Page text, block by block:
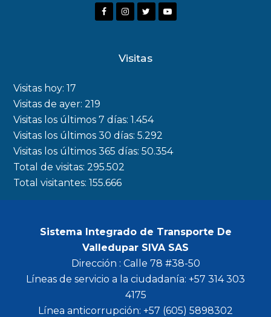
F
o
k
I
a
m
r
Y
Visitas
Visitas hoy:17
Visitas de ayer:219
Visitas los últimos 7 días:1.454
Visitas los últimos 30 días:5.292
Visitas los últimos 365 días:50.354
Total de visitas:295.502
Total visitantes:155.666
Sistema Integrado de Transporte De
Valledupar SIVA SAS
Dirección : Calle 78 #38-50
Líneas de servicio a la ciudadanía: +57 314 303
4175
Línea anticorrupción: +57 (605) 5898302